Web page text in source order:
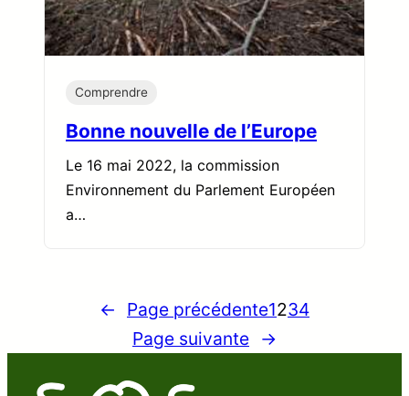
Comprendre
Bonne nouvelle de l’Europe
Le 16 mai 2022, la commission
Environnement du Parlement Européen
a…
← Page précédente1234
Page suivante →